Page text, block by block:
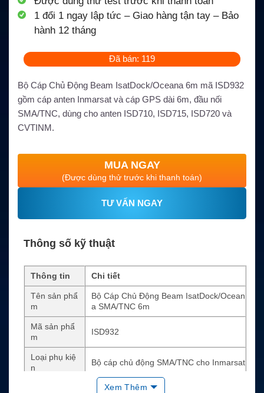
1 đổi 1 ngay lập tức – Giao hàng tận tay – Bảo
hành 12 tháng
Đã bán: 119
Bộ Cáp Chủ Động Beam IsatDock/Oceana 6m mã ISD932
gồm cáp anten Inmarsat và cáp GPS dài 6m, đầu nối
SMA/TNC, dùng cho anten ISD710, ISD715, ISD720 và
CVTINM.
MUA NGAY
(Được dùng thử trước khi thanh toán)
TƯ VẤN NGAY
Thông số kỹ thuật
Thông tin Chi tiết
Tên sản phẩ
m
Bộ Cáp Chủ Động Beam IsatDock/Ocean
a SMA/TNC 6m
Mã sản phẩ
m
ISD932
Loại phụ kiệ
n
Bộ cáp chủ động SMA/TNC cho Inmarsat
Beam IsatDock và Oceana trong cấu hìn
Xem Thêm